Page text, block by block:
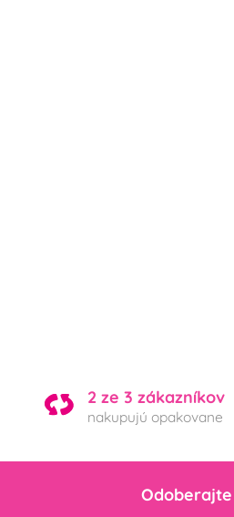
2 ze 3 zákazníkov
nakupujú opakovane